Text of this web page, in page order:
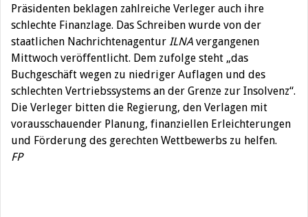
Präsidenten beklagen zahlreiche Verleger auch ihre
schlechte Finanzlage. Das Schreiben wurde von der
staatlichen Nachrichtenagentur ILNA vergangenen
Mittwoch veröffentlicht. Dem zufolge steht „das
Buchgeschäft wegen zu niedriger Auflagen und des
schlechten Vertriebssystems an der Grenze zur Insolvenz“.
Die Verleger bitten die Regierung, den Verlagen mit
vorausschauender Planung, finanziellen Erleichterungen
und Förderung des gerechten Wettbewerbs zu helfen.
FP